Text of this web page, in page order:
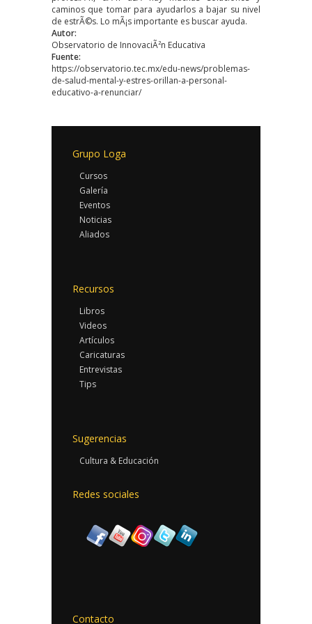
caminos que tomar para ayudarlos a bajar su nivel
de estrÃ©s. Lo mÃ¡s importante es buscar ayuda.
Autor:
Observatorio de InnovaciÃ²n Educativa
Fuente:
https://observatorio.tec.mx/edu-news/problemas-
de-salud-mental-y-estres-orillan-a-personal-
educativo-a-renunciar/
Grupo Loga
Cursos
Galería
Eventos
Noticias
Aliados
Recursos
Libros
Videos
Artículos
Caricaturas
Entrevistas
Tips
Sugerencias
Cultura & Educación
Redes sociales
Contacto